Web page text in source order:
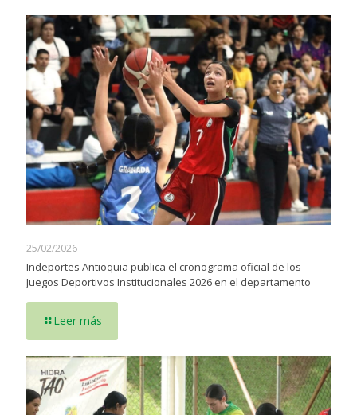
25/02/2026
Indeportes Antioquia publica el cronograma oficial de los
Juegos Deportivos Institucionales 2026 en el departamento
Leer más